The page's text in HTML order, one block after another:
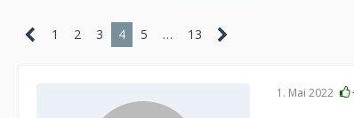
1 2 3 4 5 … 13
1. Mai 2022